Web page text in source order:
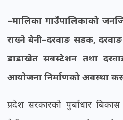
–मालिका गाउँपालिकाको
राख्ने बेनी–दरवाङ सडक, दरवाङ
डाडाखेत सबस्टेशन तथा
आयोजना निर्माणको अवस्था
प्रदेश सरकारको पुर्बाधार